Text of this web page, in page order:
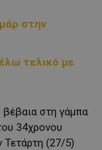
στην
τελικό με
στη γάμπα
34χρονου
Τετάρτη (27/5)